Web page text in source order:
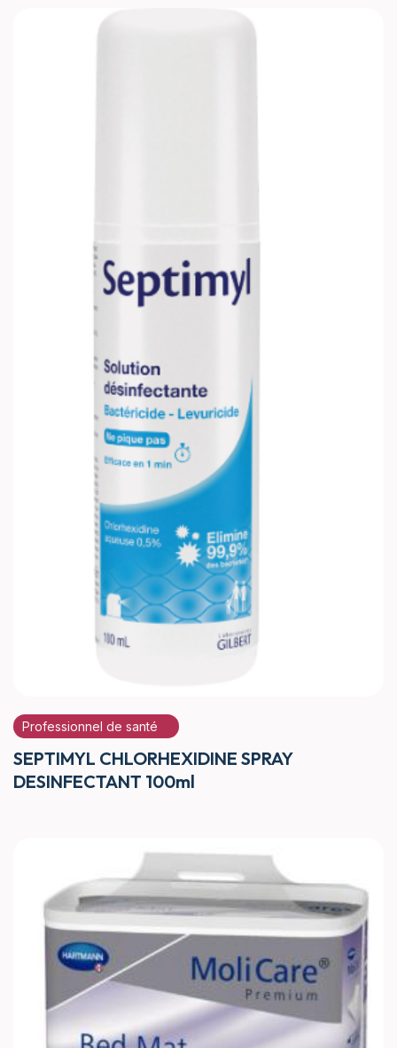
Professionnel de santé
SEPTIMYL CHLORHEXIDINE SPRAY
DESINFECTANT 100ml